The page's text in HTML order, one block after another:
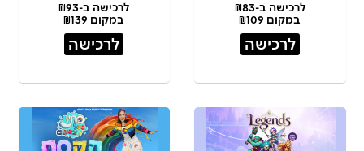
לרכישה ב-₪83
במקום ₪109
לרכישה
לרכישה ב-₪93
במקום ₪139
לרכישה